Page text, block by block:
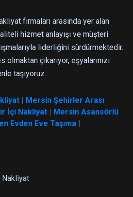
firmaları arasında yer alan
hizmet anlayışı ve müşteri
liderliğini sürdürmektedir.
çıkarıyor, eşyalarınızı
taşıyoruz.
Mersin Şehirler Arası
İçi Nakliyat
Mersin Asansörlü
Evden Eve Taşıma
Nakliyat